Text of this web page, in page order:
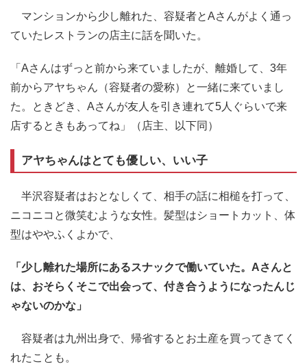
マンションから少し離れた、容疑者とAさんがよく通っ
ていたレストランの店主に話を聞いた。
「Aさんはずっと前から来ていましたが、離婚して、3年
前からアヤちゃん（容疑者の愛称）と一緒に来ていまし
た。ときどき、Aさんが友人を引き連れて5人ぐらいで来
店するときもあってね」（店主、以下同）
アヤちゃんはとても優しい、いい子
半沢容疑者はおとなしくて、相手の話に相槌を打って、
ニコニコと微笑むような女性。髪型はショートカット、体
型はややふくよかで、
「少し離れた場所にあるスナックで働いていた。Aさんと
は、おそらくそこで出会って、付き合うようになったんじ
ゃないのかな」
容疑者は九州出身で、帰省するとお土産を買ってきてく
れたことも。